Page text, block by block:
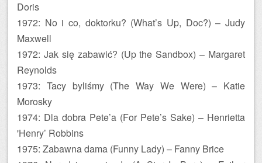
Doris
1972: No i co, doktorku? (What’s Up, Doc?) – Judy
Maxwell
1972: Jak się zabawić? (Up the Sandbox) – Margaret
Reynolds
1973: Tacy byliśmy (The Way We Were) – Katie
Morosky
1974: Dla dobra Pete’a (For Pete’s Sake) – Henrietta
'Henry’ Robbins
1975: Zabawna dama (Funny Lady) – Fanny Brice